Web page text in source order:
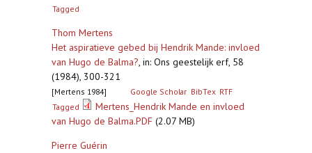
Tagged
Thom Mertens
Het aspiratieve gebed bij Hendrik Mande: invloed
van Hugo de Balma?, in: Ons geestelijk erf, 58
(1984), 300-321
[Mertens 1984] Google Scholar BibTex RTF
Tagged
Mertens_Hendrik Mande en invloed
van Hugo de Balma.PDF (2.07 MB)
Pierre Guérin